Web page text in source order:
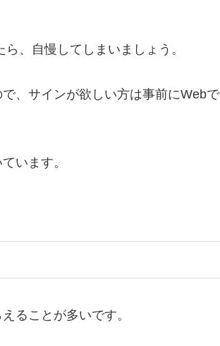
、自慢してしまいましょう。
、サインが欲しい方は事前にWebで
います。
ることが多いです。